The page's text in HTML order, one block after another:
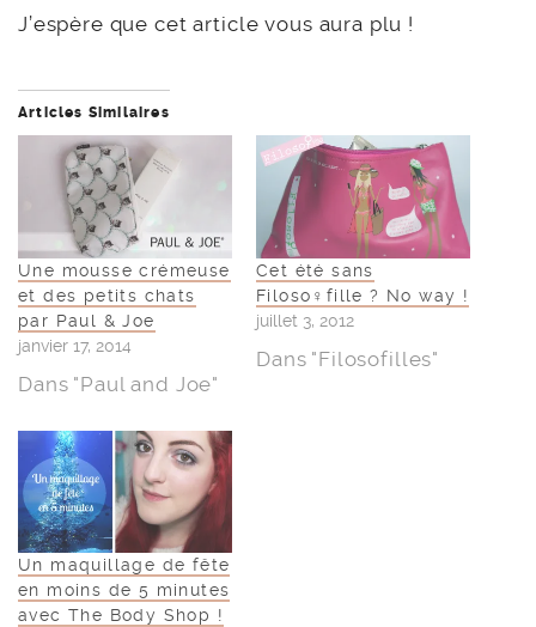
J’espère que cet article vous aura plu !
Articles Similaires
Une mousse crémeuse
et des petits chats
par Paul & Joe
janvier 17, 2014
Dans "Paul and Joe"
Cet été sans
Filoso♀fille ? No way !
juillet 3, 2012
Dans "Filosofilles"
Un maquillage de fête
en moins de 5 minutes
avec The Body Shop !